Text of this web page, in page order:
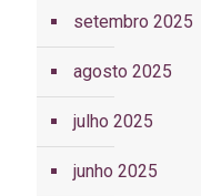
setembro 2025
agosto 2025
julho 2025
junho 2025